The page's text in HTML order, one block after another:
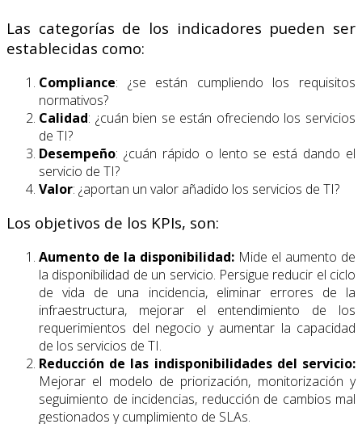
Las categorías de los indicadores pueden ser
establecidas como:
Compliance: ¿se están cumpliendo los requisitos
normativos?
Calidad: ¿cuán bien se están ofreciendo los servicios
de TI?
Desempeño: ¿cuán rápido o lento se está dando el
servicio de TI?
Valor: ¿aportan un valor añadido los servicios de TI?
Los objetivos de los KPIs, son:
Aumento de la disponibilidad: Mide el aumento de
la disponibilidad de un servicio. Persigue reducir el ciclo
de vida de una incidencia, eliminar errores de la
infraestructura, mejorar el entendimiento de los
requerimientos del negocio y aumentar la capacidad
de los servicios de TI.
Reducción de las indisponibilidades del servicio:
Mejorar el modelo de priorización, monitorización y
seguimiento de incidencias, reducción de cambios mal
gestionados y cumplimiento de SLAs.